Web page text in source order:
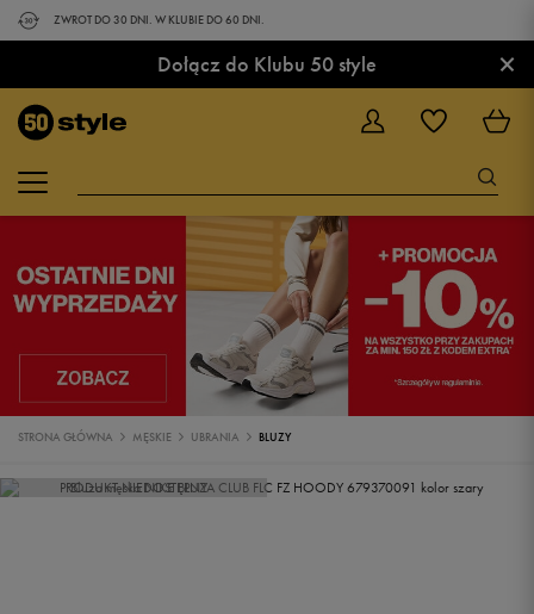
ZWROT DO 30 DNI. W KLUBIE DO 60 DNI.
Dołącz do Klubu 50 style ×
STRONA GŁÓWNA MĘSKIE UBRANIA BLUZY
PRODUKT NIEDOSTĘPNY